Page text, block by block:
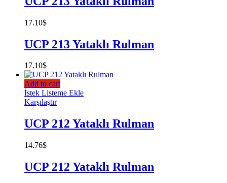
17.10$
UCP 213 Yataklı Rulman
17.10$
Add to cart
İstek Listeme Ekle
Karşılaştır
UCP 212 Yataklı Rulman
14.76$
UCP 212 Yataklı Rulman